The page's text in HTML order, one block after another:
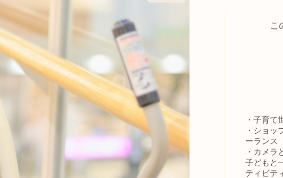
こ
・子育て
・ショ
ーランス
・カメラ
子どもと
ティビテ